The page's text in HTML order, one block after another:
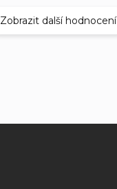
Zobrazit další hodnocení